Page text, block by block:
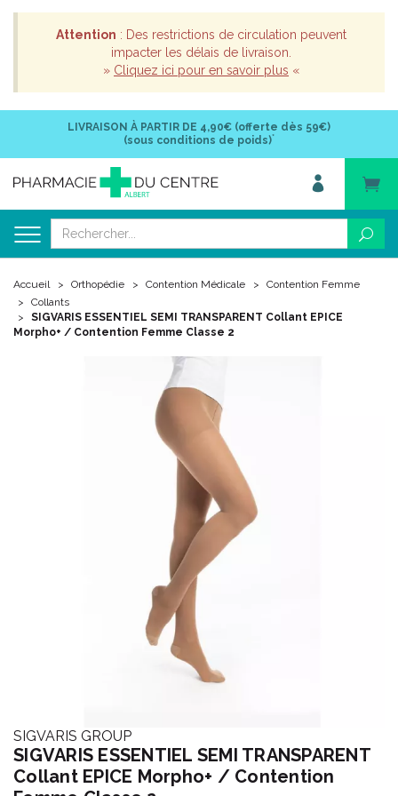
Attention : Des restrictions de circulation peuvent
impacter les délais de livraison.
» Cliquez ici pour en savoir plus «
LIVRAISON À PARTIR DE 4,90€ (offerte dès 59€)
(sous conditions de poids)*
Accueil Orthopédie Contention Médicale
Contention Femme
Collants
SIGVARIS ESSENTIEL SEMI TRANSPARENT Collant EPICE
Morpho+ / Contention Femme Classe 2
SIGVARIS GROUP
SIGVARIS ESSENTIEL SEMI TRANSPARENT
Collant EPICE Morpho+ / Contention